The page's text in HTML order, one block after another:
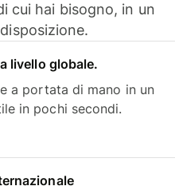
cui hai bisogno, in un
livello globale.
a portata di mano in un
in pochi secondi.